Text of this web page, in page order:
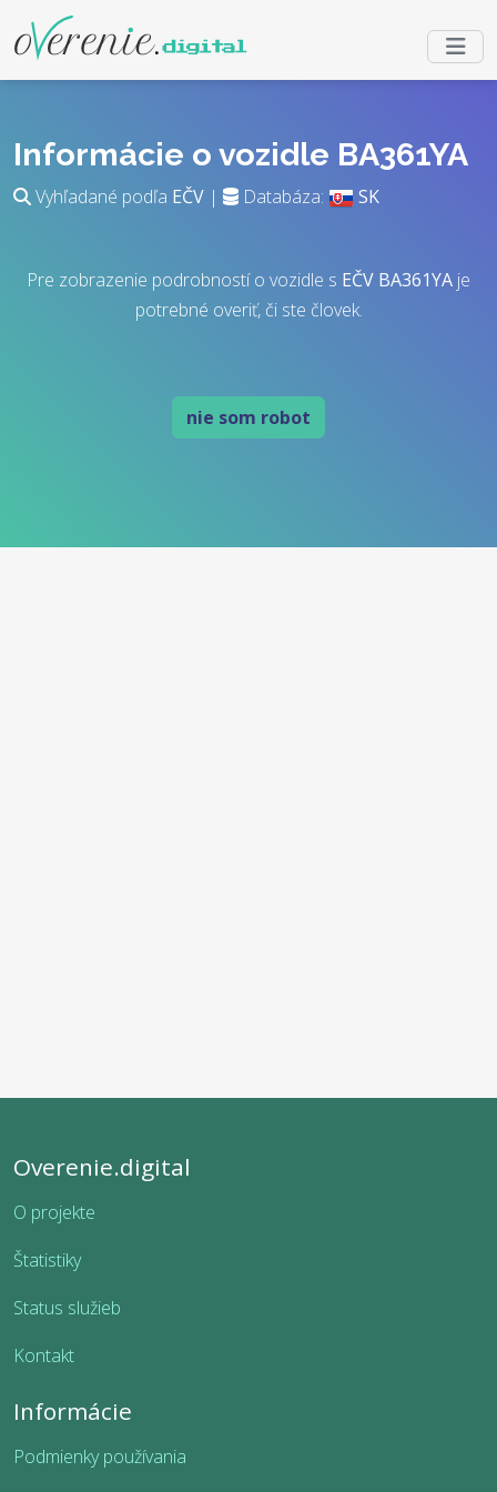
Informácie o vozidle BA361YA
Vyhľadané podľa EČV | Databáza: SK
Pre zobrazenie podrobností o vozidle s EČV BA361YA je
potrebné overiť, či ste človek.
nie som robot
Overenie.digital
O projekte
Štatistiky
Status služieb
Kontakt
Informácie
Podmienky používania